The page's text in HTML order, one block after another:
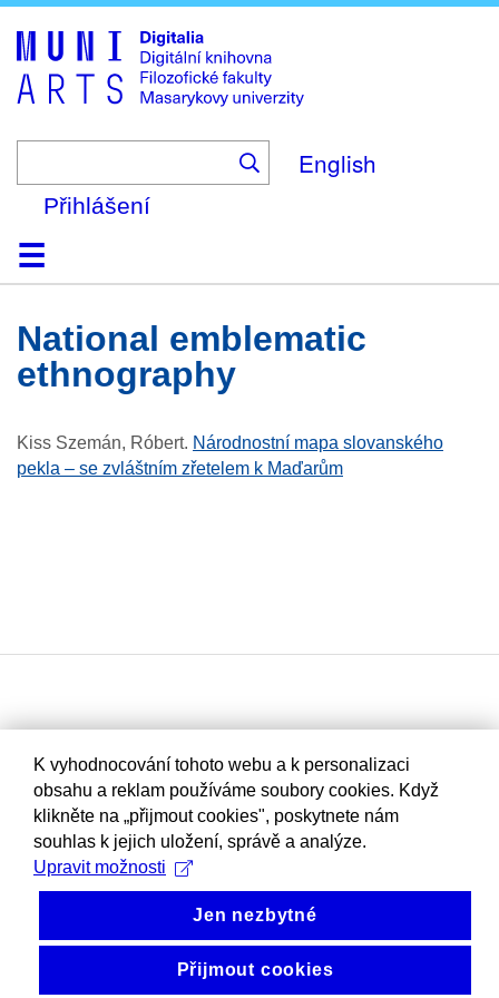
to
main
content
English
Přihlášení
DomůKolekce
Prohlížení
Vyhledávání
O platformě
Nápověda
KontaktDigitalia
national emblematic
ethnography
Kiss Szemán, Róbert. Národnostní mapa slovanského
pekla – se zvláštním zřetelem k Maďarům
K vyhodnocování tohoto webu a k personalizaci
obsahu a reklam používáme soubory cookies. Když
klikněte na „přijmout cookies", poskytnete nám
souhlas k jejich uložení, správě a analýze.
Upravit možnosti
Jen nezbytné
Přijmout cookies